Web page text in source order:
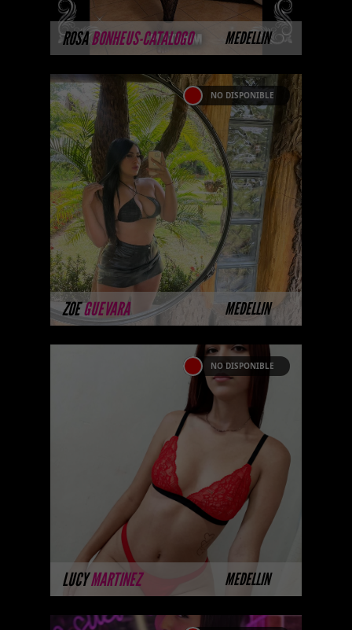
ROSABONHEUS-CATALOGO MEDELLIN
MÁS INFORMACIÓN
ZOEGUEVARA MEDELLIN
NO DISPONIBLE
ZOE GUEVARA
Próximamente.... Algunas de
nuestras modelos aún no tienen
imágenes disponibles en la web
porque están completando su
sesión ...
MÁS INFORMACIÓN
LUCYMARTINEZ MEDELLIN
NO DISPONIBLE
Próximamente.... Algunas de
nuestras modelos aún no tienen
imágenes disponibles en la web
porque están completando su
sesión ...
MÁS INFORMACIÓN